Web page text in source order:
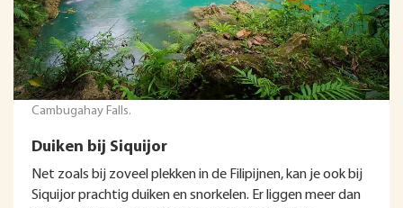
Cambugahay Falls.
Duiken bij Siquijor
Net zoals bij zoveel plekken in de Filipijnen, kan je ook bij
Siquijor prachtig duiken en snorkelen. Er liggen meer dan